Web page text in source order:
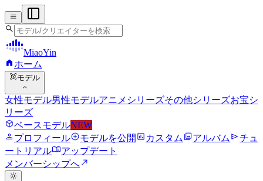
menu
search
MiaoYin
home ホーム
view_in_arモデル
expand_more
女性モデル男性モデルアニメシリーズその他シリーズお宝シ
リーズ
deployed_codeベースモデルNEW
person プロフィールadd_circleモデルを公開 assessment カスタムphoto_libraryアルバム sendチュ
ートリアルmenu_bookアップデート
メンバーシップへnorth_east
light_mode